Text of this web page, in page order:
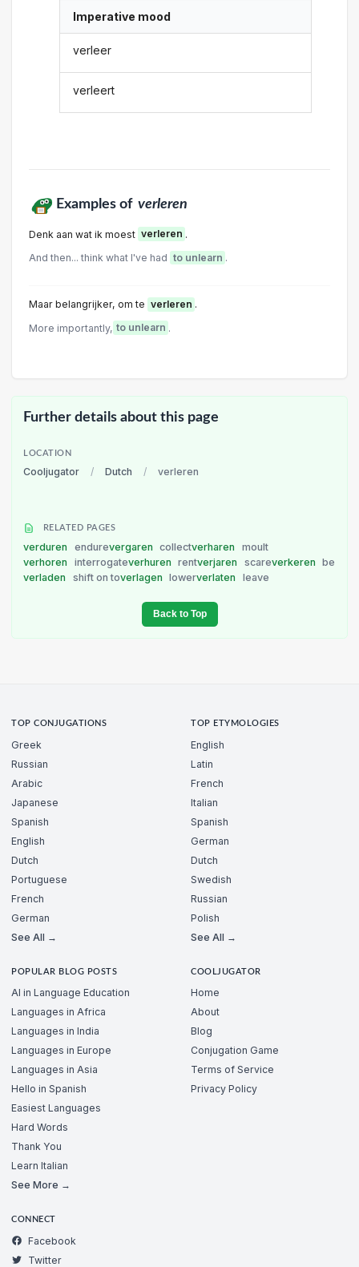
Imperative mood
verleer
verleert
Examples of verleren
Denk aan wat ik moest verleren .
And then... think what I've had to unlearn .
Maar belangrijker, om te verleren .
More importantly, to unlearn .
Further details about this page
LOCATION
Cooljugator / Dutch / verleren
RELATED PAGES
verduren endurevergaren collectverharen
moult
verhoren
interrogateverhuren rentverjaren scareverkeren
be
verladen
shift on toverlagen lowerverlaten leave
Back to Top
TOP CONJUGATIONS
Greek
Russian
Arabic
Japanese
Spanish
English
Dutch
Portuguese
French
German
See All →
TOP ETYMOLOGIES
English
Latin
French
Italian
Spanish
German
Dutch
Swedish
Russian
Polish
See All →
POPULAR BLOG POSTS
AI in Language Education
Languages in Africa
Languages in India
Languages in Europe
Languages in Asia
Hello in Spanish
Easiest Languages
Hard Words
Thank You
Learn Italian
See More →
COOLJUGATOR
Home
About
Blog
Conjugation Game
Terms of Service
Privacy Policy
CONNECT
Facebook
Twitter